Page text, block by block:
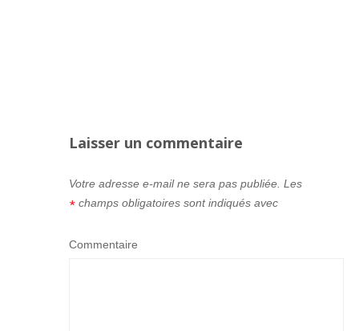
Laisser un commentaire
Votre adresse e-mail ne sera pas publiée. Les
champs obligatoires sont indiqués avec
*
Commentaire